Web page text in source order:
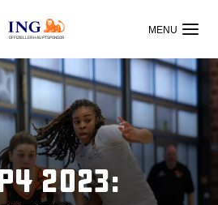
OFFIZIELLER HAUPTSPONSOR
2023: